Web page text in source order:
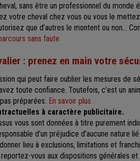
sans être un professionnel du monde
votre cheval chez vous ou vous le
que d’autres le montent ou non…
sans faute.
: prenez en main votre
qui peut faire oublier les mesures de
toute confiance. Toutefois, c'est un
préparées. En savoir plus.
à caractère publicitaire.
vous sont données à titre purement
d’un préjudice d’aucune nature
lieu à exclusions, limitations et
vous aux dispositions générales